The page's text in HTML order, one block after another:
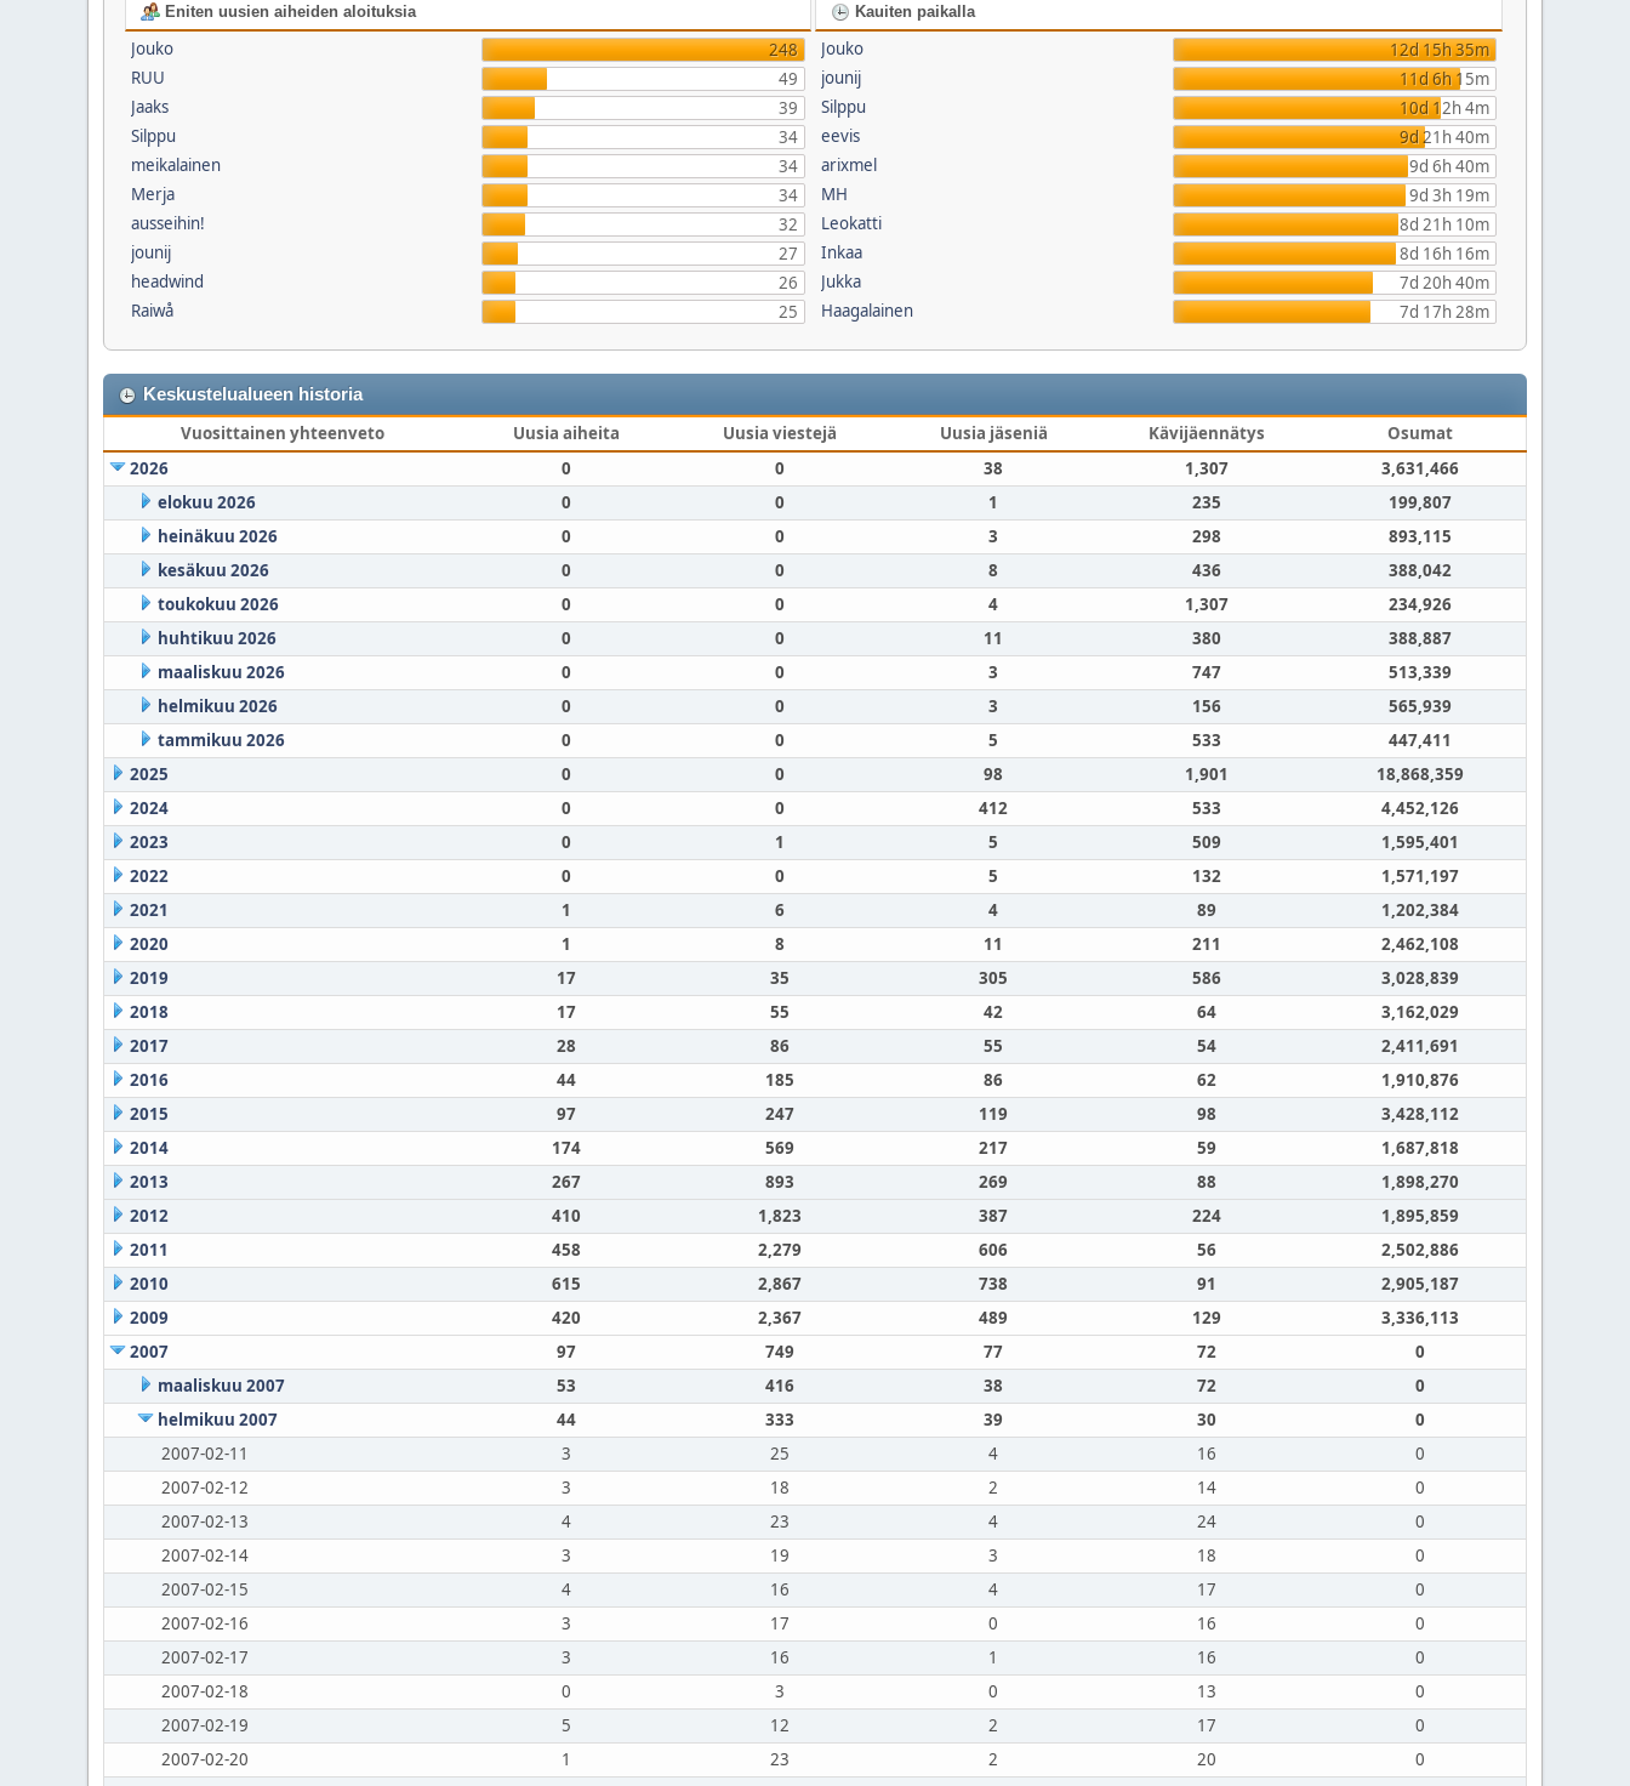
Eniten uusien aiheiden aloituksia
Jouko
248
RUU
49
Jaaks
39
Silppu
34
meikalainen
34
Merja
34
ausseihin!
32
jounij
27
headwind
26
Raiwå
25
Kauiten paikalla
Jouko
12d 15h 35m
jounij
11d 6h 15m
Silppu
10d 12h 4m
eevis
9d 21h 40m
arixmel
9d 6h 40m
MH
9d 3h 19m
Leokatti
8d 21h 10m
Inkaa
8d 16h 16m
Jukka
7d 20h 40m
Haagalainen
7d 17h 28m
Keskustelualueen historia
Vuosittainen yhteenveto Uusia aiheita Uusia viestejä Uusia jäseniä Kävijäennätys
Osumat
2026
0 0 38 1,307
3,631,466
elokuu 2026
0 0 1 235
199,807
heinäkuu 2026
0 0 3 298
893,115
kesäkuu 2026
0 0 8 436
388,042
toukokuu 2026
0 0 4 1,307
234,926
huhtikuu 2026
0 0 11 380
388,887
maaliskuu 2026
0 0 3 747
513,339
helmikuu 2026
0 0 3 156
565,939
tammikuu 2026
0 0 5 533
447,411
2025
0 0 98 1,901
18,868,359
2024
0 0 412 533
4,452,126
2023
0 1 5 509
1,595,401
2022
0 0 5 132
1,571,197
2021
1 6 4 89
1,202,384
2020
1 8 11 211
2,462,108
2019
17 35 305 586
3,028,839
2018
17 55 42 64
3,162,029
2017
28 86 55 54
2,411,691
2016
44 185 86 62
1,910,876
2015
97 247 119 98
3,428,112
2014
174 569 217 59
1,687,818
2013
267 893 269 88
1,898,270
2012
410 1,823 387 224
1,895,859
2011
458 2,279 606 56
2,502,886
2010
615 2,867 738 91
2,905,187
2009
420 2,367 489 129
3,336,113
2007
97 749 77 72
0
maaliskuu 2007
53 416 38 72
0
helmikuu 2007
44 333 39 30
0
2007-02-11
3 25 4 16
0
2007-02-12
3 18 2 14
0
2007-02-13
4 23 4 24
0
2007-02-14
3 19 3 18
0
2007-02-15
4 16 4 17
0
2007-02-16
3 17 0 16
0
2007-02-17
3 16 1 16
0
2007-02-18
0 3 0 13
0
2007-02-19
5 12 2 17
0
2007-02-20
1 23 2 20
0